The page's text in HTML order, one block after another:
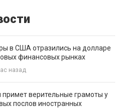
в США отразились на долларе
финансовых рынках
назад
примет верительные грамоты у
послов иностранных